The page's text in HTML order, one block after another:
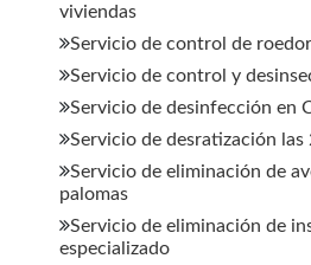
viviendas
Servicio de control de
Servicio de control y
Servicio de desinfección en
Servicio de desratización las
Servicio de eliminación de
palomas
Servicio de eliminación de
especializado